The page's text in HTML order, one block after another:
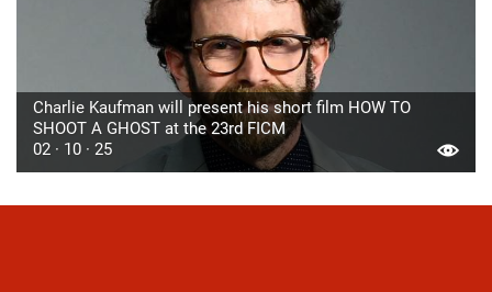
Charlie Kaufman will present his short film HOW TO
SHOOT A GHOST at the 23rd FICM
02 · 10 · 25